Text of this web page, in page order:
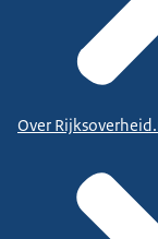
Over